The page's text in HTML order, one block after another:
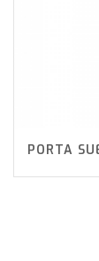
PORTA